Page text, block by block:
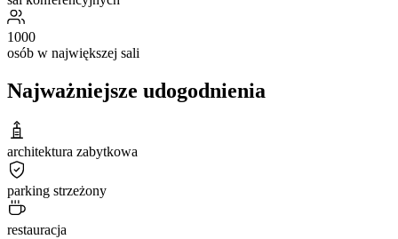
1000
osób w największej sali
Najważniejsze udogodnienia
architektura zabytkowa
parking strzeżony
restauracja